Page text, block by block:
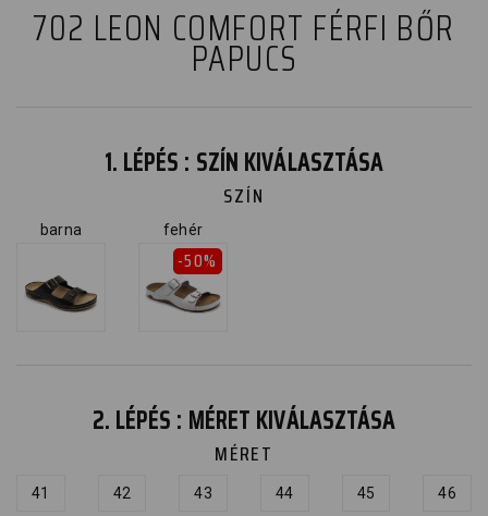
702 LEON COMFORT FÉRFI BŐR
PAPUCS
1. LÉPÉS : SZÍN KIVÁLASZTÁSA
SZÍN
barna fehér
-50%
2. LÉPÉS : MÉRET KIVÁLASZTÁSA
MÉRET
41 42 43 44 45 46